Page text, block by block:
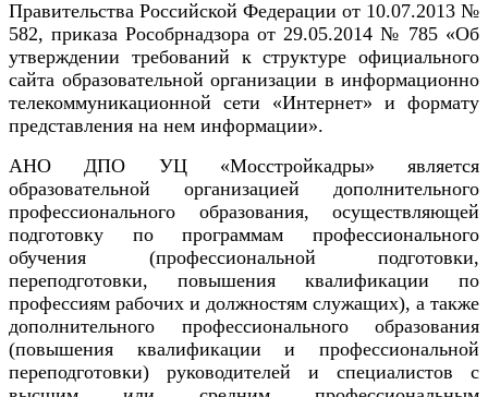
Правительства Российской Федерации от 10.07.2013 №
582, приказа Рособрнадзора от 29.05.2014 № 785 «Об
утверждении требований к структуре официального
сайта образовательной организации в информационно
телекоммуникационной сети «Интернет» и формату
представления на нем информации».
АНО ДПО УЦ «Мосстройкадры» является
образовательной организацией дополнительного
профессионального образования, осуществляющей
подготовку по программам профессионального
обучения (профессиональной подготовки,
переподготовки, повышения квалификации по
профессиям рабочих и должностям служащих), а также
дополнительного профессионального образования
(повышения квалификации и профессиональной
переподготовки) руководителей и специалистов c